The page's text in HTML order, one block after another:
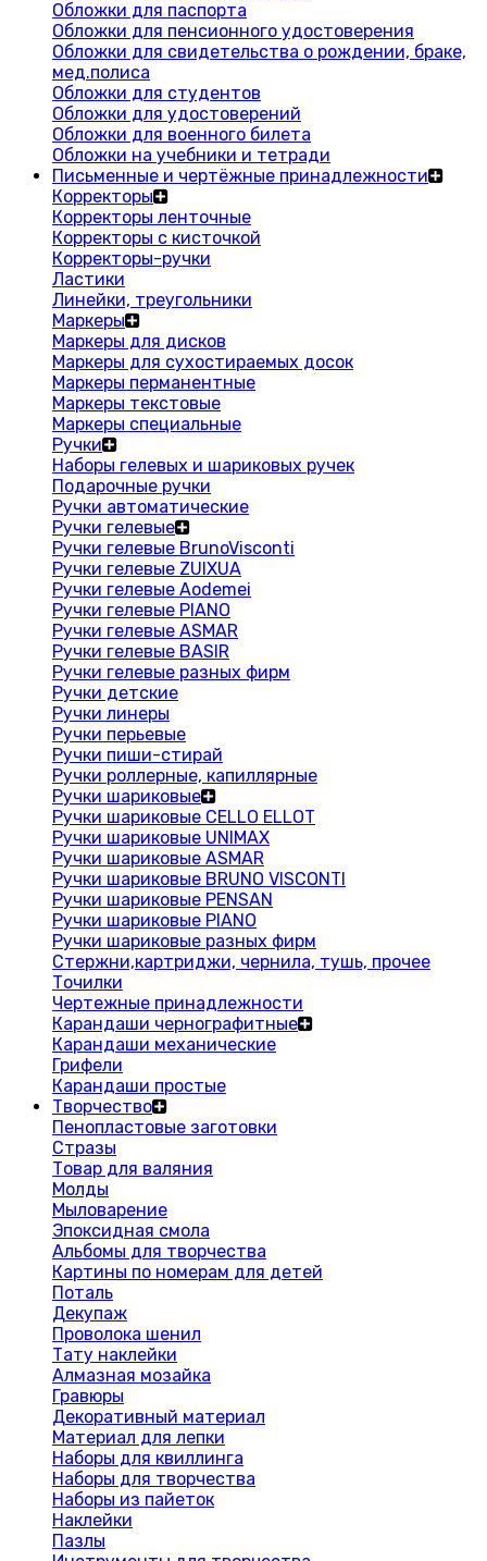
Обложки для паспорта
Обложки для пенсионного удостоверения
Обложки для свидетельства о рождении, браке,
мед.полиса
Обложки для студентов
Обложки для удостоверений
Обложки для военного билета
Обложки на учебники и тетради
Письменные и чертёжные принадлежности
Корректоры
Корректоры ленточные
Корректоры с кисточкой
Корректоры-ручки
Ластики
Линейки, треугольники
Маркеры
Маркеры для дисков
Маркеры для сухостираемых досок
Маркеры перманентные
Маркеры текстовые
Маркеры специальные
Ручки
Наборы гелевых и шариковых ручек
Подарочные ручки
Ручки автоматические
Ручки гелевые
Ручки гелевые BrunoVisconti
Ручки гелевые ZUIXUA
Ручки гелевые Aodemei
Ручки гелевые PIANO
Ручки гелевые ASMAR
Ручки гелевые BASIR
Ручки гелевые разных фирм
Ручки детские
Ручки линеры
Ручки перьевые
Ручки пиши-стирай
Ручки роллерные, капиллярные
Ручки шариковые
Ручки шариковые CELLO ELLOT
Ручки шариковые UNIMAX
Ручки шариковые ASMAR
Ручки шариковые BRUNO VISCONTI
Ручки шариковые PENSAN
Ручки шариковые PIANO
Ручки шариковые разных фирм
Стержни,картриджи, чернила, тушь, прочее
Точилки
Чертежные принадлежности
Карандаши чернографитные
Карандаши механические
Грифели
Карандаши простые
Творчество
Пенопластовые заготовки
Стразы
Товар для валяния
Молды
Мыловарение
Эпоксидная смола
Альбомы для творчества
Картины по номерам для детей
Поталь
Декупаж
Проволока шенил
Тату наклейки
Алмазная мозайка
Гравюры
Декоративный материал
Материал для лепки
Наборы для квиллинга
Наборы для творчества
Наборы из пайеток
Наклейки
Пазлы